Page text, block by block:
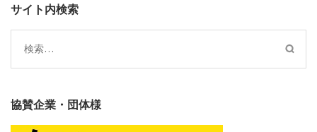
サイト内検索
検
索:
協賛企業・団体様